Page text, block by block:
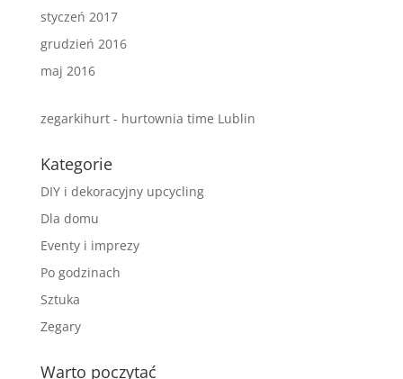
styczeń 2017
grudzień 2016
maj 2016
zegarkihurt - hurtownia time Lublin
Kategorie
DIY i dekoracyjny upcycling
Dla domu
Eventy i imprezy
Po godzinach
Sztuka
Zegary
Warto poczytać